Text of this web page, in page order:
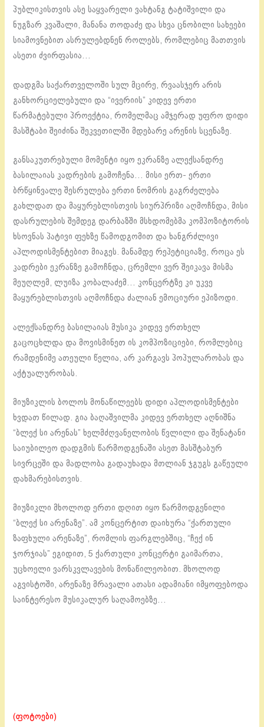
პუბლიკისთვის ასე საყვარელი ვახტანგ ტატიშვილი და
ნუგზარ კვაშალი, მანანა თოდაძე და სხვა ცნობილი სახეები
სიამოვნებით ასრულებდნენ როლებს, რომლებიც მათთვის
ასეთი ძვირფასია…
დადგმა საქართველოში სულ მცირე, რვაასჯერ არის
განხორციელებული და “ივერიის” კიდევ ერთი
წარმატებული პროექტია, რომელმაც ამჯერად უფრო დიდი
მასშტაბი შეიძინა შეკვეთილში მდებარე არენის სცენაზე.
განსაკუთრებული მომენტი იყო ეკრანზე ალექსანდრე
ბასილაიას კადრების გამოჩენა… მისი ერთ- ერთი
ბრწყინვალე შესრულება ერთი ნომრის გაგრძელება
გახლდათ და მაყურებლისთვის სიურპრიზი აღმოჩნდა, მისი
დასრულების შემდეგ დარბაზში მსხდომებმა კომპოზიტორის
ხსოვნას პატივი ფეხზე წამოდგომით და ხანგრძლივი
აპლოდისმენტებით მიაგეს. მანამდე რეპეტიციაზე, როცა ეს
კადრები ეკრანზე გამოჩნდა, ცრემლი ვერ შეიკავა მისმა
მეუღლემ, ლუიზა კობალაძემ… კონცერტზე კი უკვე
მაყურებლისთვის აღმოჩნდა ძალიან ემოციური ეპიზოდი.
ალექსანდრე ბასილაიას მუსიკა კიდევ ერთხელ
გაცოცხლდა და მოვისმინეთ ის კომპოზიციები, რომლებიც
რამდენიმე ათეული წელია, არ კარგავს პოპულარობას და
აქტუალურობას.
მიუზიკლის ბოლოს მონაწილეებს დიდი აპლოდისმენტები
ხვდათ წილად. გია ბაღაშვილმა კიდევ ერთხელ აღნიშნა
“ბლექ სი არენას” ხელმძღვანელობის წვლილი და შენატანი
საიუბილეო დადგმის წარმოდგენაში ასეთ მასშტაბურ
სივრცეში და მადლობა გადაუხადა მთლიან ჯგუგს გაწეული
დახმარებისთვის.
მიუზიკლი მხოლოდ ერთი დღით იყო წარმოდგენილი
“ბლექ სი არენაზე”. ამ კონცერტით დაიხურა “ქართული
ზაფხული არენაზე”, რომლის ფარგლებშიც, “ჩექ ინ
ჯორჯიას” ეგიდით, 5 ქართული კონცერტი გაიმართა,
უცხოელი ვარსკვლავების მონაწილეობით. მხოლოდ
აგვისტოში, არენაზე მრავალი ათასი ადამიანი იმყოფებოდა
საინტერესო მუსიკალურ საღამოებზე…
(ფოტოები)